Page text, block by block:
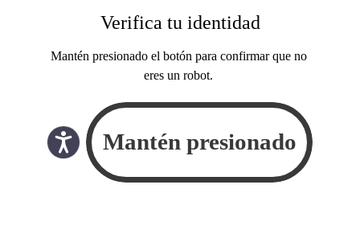
Verifica tu identidad
Mantén presionado el botón para confirmar que no
eres un robot.